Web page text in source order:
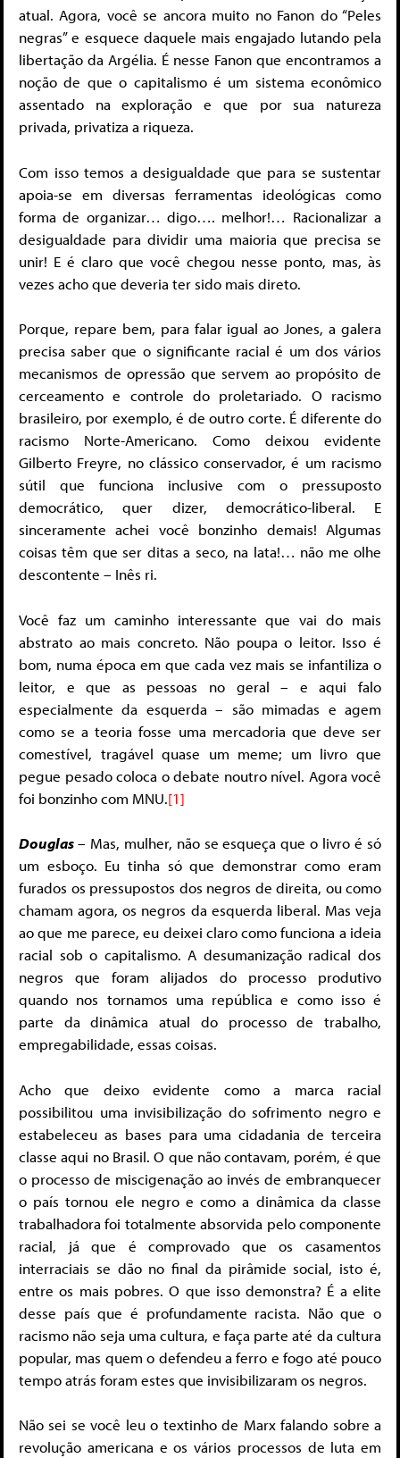
atual. Agora, você se ancora muito no Fanon do “Peles
negras” e esquece daquele mais engajado lutando pela
libertação da Argélia. É nesse Fanon que encontramos a
noção de que o capitalismo é um sistema econômico
assentado na exploração e que por sua natureza
privada, privatiza a riqueza.
Com isso temos a desigualdade que para se sustentar
apoia-se em diversas ferramentas ideológicas como
forma de organizar… digo…. melhor!… Racionalizar a
desigualdade para dividir uma maioria que precisa se
unir! E é claro que você chegou nesse ponto, mas, às
vezes acho que deveria ter sido mais direto.
Porque, repare bem, para falar igual ao Jones, a galera
precisa saber que o significante racial é um dos vários
mecanismos de opressão que servem ao propósito de
cerceamento e controle do proletariado. O racismo
brasileiro, por exemplo, é de outro corte. É diferente do
racismo Norte-Americano. Como deixou evidente
Gilberto Freyre, no clássico conservador, é um racismo
sútil que funciona inclusive com o pressuposto
democrático, quer dizer, democrático-liberal. E
sinceramente achei você bonzinho demais! Algumas
coisas têm que ser ditas a seco, na lata!… não me olhe
descontente – Inês ri.
Você faz um caminho interessante que vai do mais
abstrato ao mais concreto. Não poupa o leitor. Isso é
bom, numa época em que cada vez mais se infantiliza o
leitor, e que as pessoas no geral – e aqui falo
especialmente da esquerda – são mimadas e agem
como se a teoria fosse uma mercadoria que deve ser
comestível, tragável quase um meme; um livro que
pegue pesado coloca o debate noutro nível. Agora você
foi bonzinho com MNU.[1]
Douglas– Mas, mulher, não se esqueça que o livro é só
um esboço. Eu tinha só que demonstrar como eram
furados os pressupostos dos negros de direita, ou como
chamam agora, os negros da esquerda liberal. Mas veja
ao que me parece, eu deixei claro como funciona a ideia
racial sob o capitalismo. A desumanização radical dos
negros que foram alijados do processo produtivo
quando nos tornamos uma república e como isso é
parte da dinâmica atual do processo de trabalho,
empregabilidade, essas coisas.
Acho que deixo evidente como a marca racial
possibilitou uma invisibilização do sofrimento negro e
estabeleceu as bases para uma cidadania de terceira
classe aqui no Brasil. O que não contavam, porém, é que
o processo de miscigenação ao invés de embranquecer
o país tornou ele negro e como a dinâmica da classe
trabalhadora foi totalmente absorvida pelo componente
racial, já que é comprovado que os casamentos
interraciais se dão no final da pirâmide social, isto é,
entre os mais pobres. O que isso demonstra? É a elite
desse país que é profundamente racista. Não que o
racismo não seja uma cultura, e faça parte até da cultura
popular, mas quem o defendeu a ferro e fogo até pouco
tempo atrás foram estes que invisibilizaram os negros.
Não sei se você leu o textinho de Marx falando sobre a
revolução americana e os vários processos de luta em